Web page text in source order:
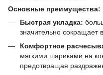
Основные преимущества:
Быстрая укладка:
значительно сокращает
Комфортное
мягкими шариками на
предотвращая